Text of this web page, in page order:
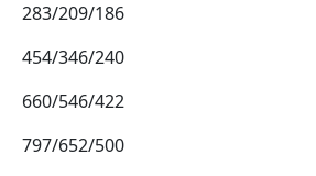
283/209/186
454/346/240
660/546/422
797/652/500